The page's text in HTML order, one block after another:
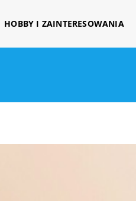
HOBBY I ZAINTERESOWANIA